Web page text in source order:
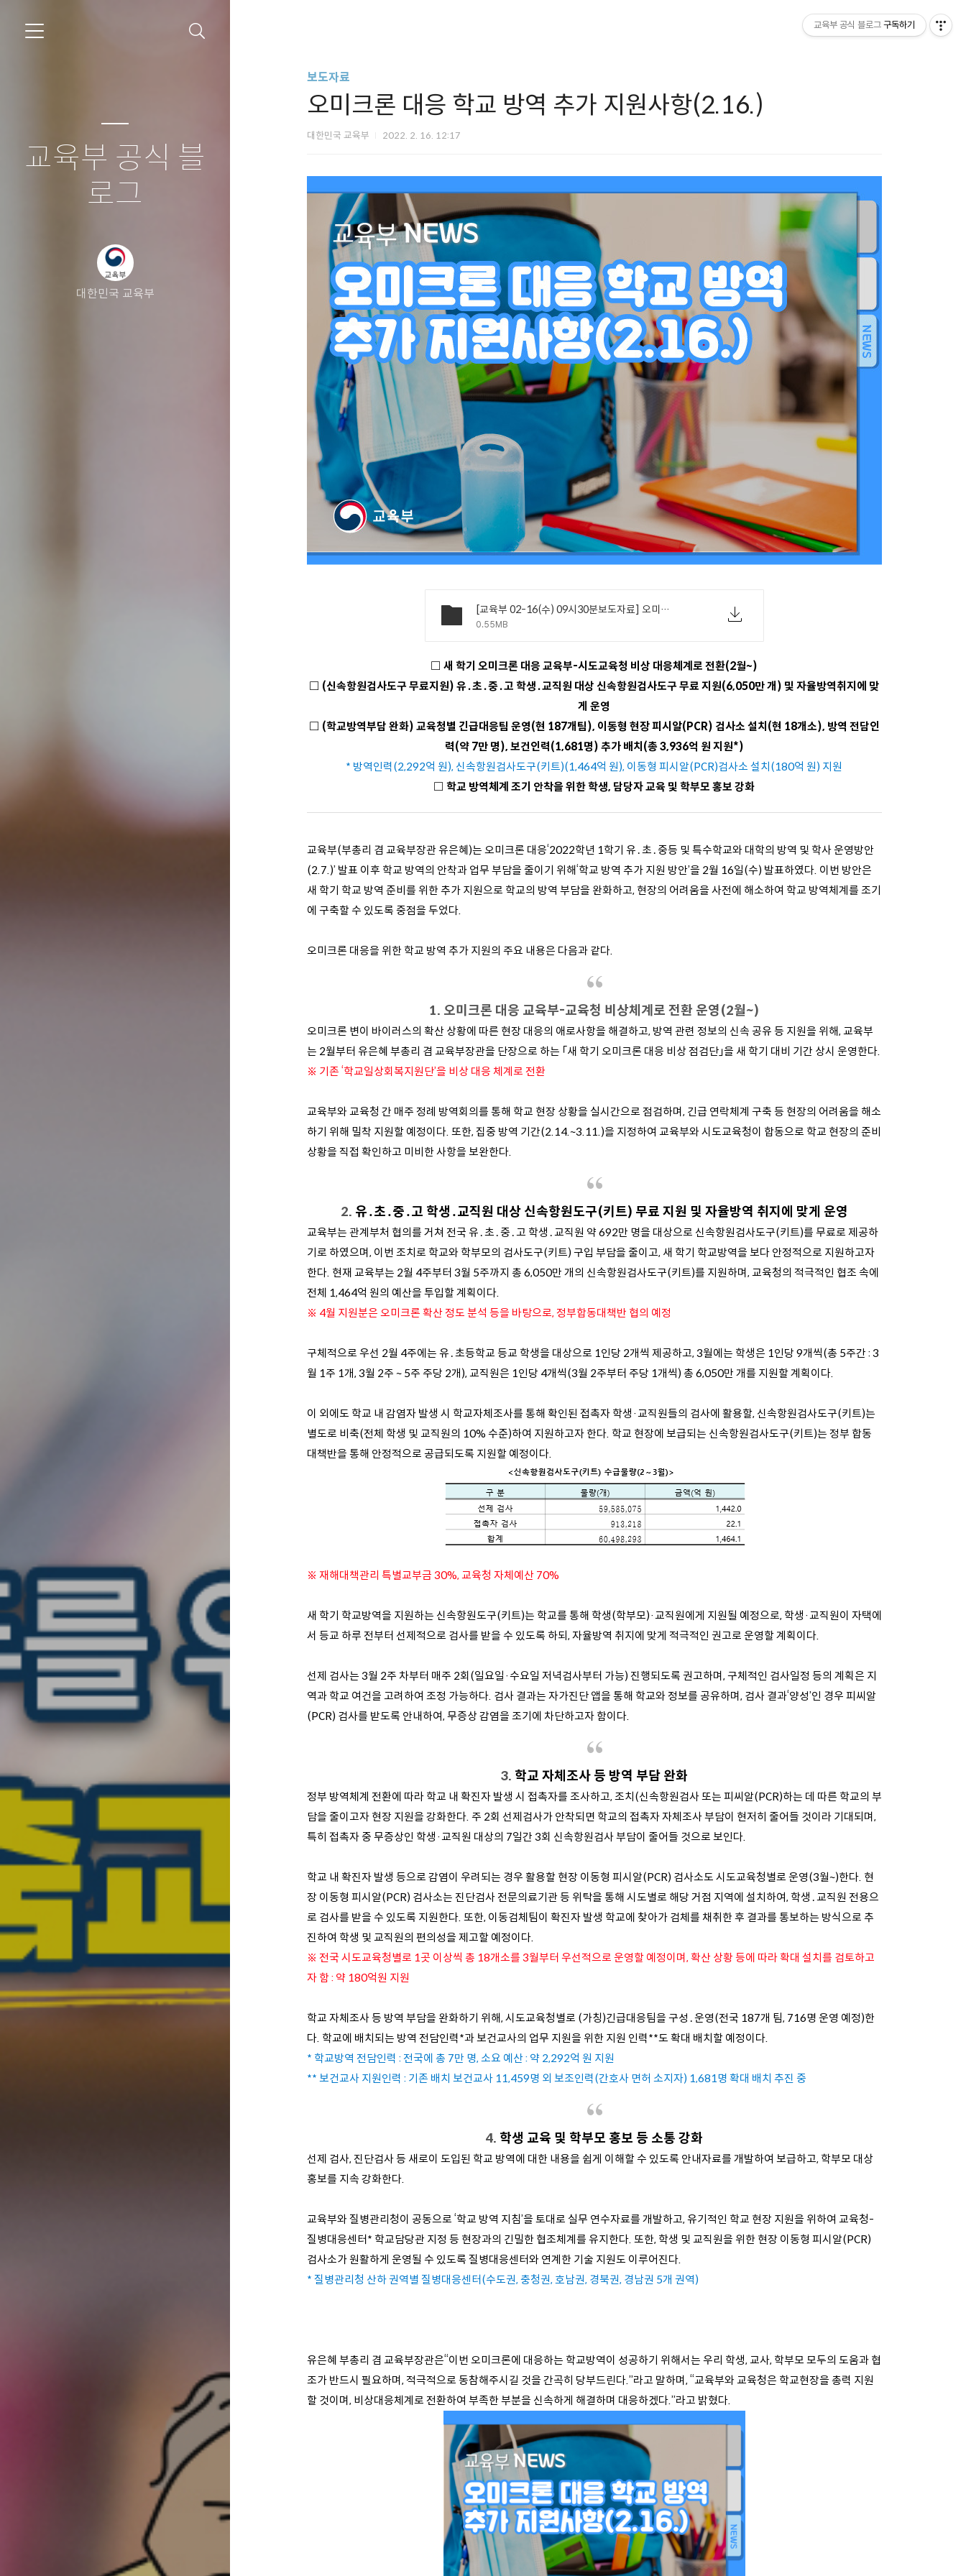
교육부 공식 블
로그
대한민국 교육부
보도자료
오미크론 대응 학교 방역 추가 지원사항(2.16.)
대한민국 교육부 2022. 2. 16. 12:17
[교육부 02-16(수) 09시30분보도자료] 오미크론 대응을 위한 학교 방역 추가 지원_.pdf
0.55MB
□ 새 학기 오미크론 대응 교육부-시도교육청 비상 대응체계로 전환(2월~)
□ (신속항원검사도구 무료지원) 유․초․중․고 학생․교직원 대상 신속항원검사도구 무료 지원(6,050만 개) 및 자율방역취지에 맞
게 운영
□ (학교방역부담 완화) 교육청별 긴급대응팀 운영(현 187개팀), 이동형 현장 피시알(PCR) 검사소 설치(현 18개소), 방역 전담인
력(약 7만 명), 보건인력(1,681명) 추가 배치(총 3,936억 원 지원*)
* 방역인력(2,292억 원), 신속항원검사도구(키트)(1,464억 원), 이동형 피시알(PCR)검사소 설치(180억 원) 지원
□ 학교 방역체계 조기 안착을 위한 학생, 담당자 교육 및 학부모 홍보 강화
교육부(부총리 겸 교육부장관 유은혜)는 오미크론 대응‘2022학년 1학기 유․초․중등 및 특수학교와 대학의 방역 및 학사 운영방안
(2.7.)’ 발표 이후 학교 방역의 안착과 업무 부담을 줄이기 위해‘학교 방역 추가 지원 방안’을 2월 16일(수) 발표하였다. 이번 방안은
새 학기 학교 방역 준비를 위한 추가 지원으로 학교의 방역 부담을 완화하고, 현장의 어려움을 사전에 해소하여 학교 방역체계를 조기
에 구축할 수 있도록 중점을 두었다.
오미크론 대응을 위한 학교 방역 추가 지원의 주요 내용은 다음과 같다.
1. 오미크론 대응 교육부-교육청 비상체계로 전환 운영(2월~)
오미크론 변이 바이러스의 확산 상황에 따른 현장 대응의 애로사항을 해결하고, 방역 관련 정보의 신속 공유 등 지원을 위해, 교육부
는 2월부터 유은혜 부총리 겸 교육부장관을 단장으로 하는 「새 학기 오미크론 대응 비상 점검단」을 새 학기 대비 기간 상시 운영한다.
※ 기존 ‘학교일상회복지원단’을 비상 대응 체계로 전환
교육부와 교육청 간 매주 정례 방역회의를 통해 학교 현장 상황을 실시간으로 점검하며, 긴급 연락체계 구축 등 현장의 어려움을 해소
하기 위해 밀착 지원할 예정이다. 또한, 집중 방역 기간(2.14.~3.11.)을 지정하여 교육부와 시도교육청이 합동으로 학교 현장의 준비
상황을 직접 확인하고 미비한 사항을 보완한다.
2. 유․초․중․고 학생․교직원 대상 신속항원도구(키트) 무료 지원 및 자율방역 취지에 맞게 운영
교육부는 관계부처 협의를 거쳐 전국 유․초․중․고 학생․교직원 약 692만 명을 대상으로 신속항원검사도구(키트)를 무료로 제공하
기로 하였으며, 이번 조치로 학교와 학부모의 검사도구(키트) 구입 부담을 줄이고, 새 학기 학교방역을 보다 안정적으로 지원하고자
한다. 현재 교육부는 2월 4주부터 3월 5주까지 총 6,050만 개의 신속항원검사도구(키트)를 지원하며, 교육청의 적극적인 협조 속에
전체 1,464억 원의 예산을 투입할 계획이다.
※ 4월 지원분은 오미크론 확산 정도 분석 등을 바탕으로, 정부합동대책반 협의 예정
구체적으로 우선 2월 4주에는 유․초등학교 등교 학생을 대상으로 1인당 2개씩 제공하고, 3월에는 학생은 1인당 9개씩(총 5주간 : 3
월 1주 1개, 3월 2주 ~ 5주 주당 2개), 교직원은 1인당 4개씩(3월 2주부터 주당 1개씩) 총 6,050만 개를 지원할 계획이다.
이 외에도 학교 내 감염자 발생 시 학교자체조사를 통해 확인된 접촉자 학생·교직원들의 검사에 활용할, 신속항원검사도구(키트)는
별도로 비축(전체 학생 및 교직원의 10% 수준)하여 지원하고자 한다. 학교 현장에 보급되는 신속항원검사도구(키트)는 정부 합동
대책반을 통해 안정적으로 공급되도록 지원할 예정이다.
※ 재해대책관리 특별교부금 30%, 교육청 자체예산 70%
새 학기 학교방역을 지원하는 신속항원도구(키트)는 학교를 통해 학생(학부모)·교직원에게 지원될 예정으로, 학생·교직원이 자택에
서 등교 하루 전부터 선제적으로 검사를 받을 수 있도록 하되, 자율방역 취지에 맞게 적극적인 권고로 운영할 계획이다.
선제 검사는 3월 2주 차부터 매주 2회(일요일·수요일 저녁검사부터 가능) 진행되도록 권고하며, 구체적인 검사일정 등의 계획은 지
역과 학교 여건을 고려하여 조정 가능하다. 검사 결과는 자가진단 앱을 통해 학교와 정보를 공유하며, 검사 결과‘양성’인 경우 피씨알
(PCR) 검사를 받도록 안내하여, 무증상 감염을 조기에 차단하고자 함이다.
3. 학교 자체조사 등 방역 부담 완화
정부 방역체계 전환에 따라 학교 내 확진자 발생 시 접촉자를 조사하고, 조치(신속항원검사 또는 피씨알(PCR)하는 데 따른 학교의 부
담을 줄이고자 현장 지원을 강화한다. 주 2회 선제검사가 안착되면 학교의 접촉자 자체조사 부담이 현저히 줄어들 것이라 기대되며,
특히 접촉자 중 무증상인 학생·교직원 대상의 7일간 3회 신속항원검사 부담이 줄어들 것으로 보인다.
학교 내 확진자 발생 등으로 감염이 우려되는 경우 활용할 현장 이동형 피시알(PCR) 검사소도 시도교육청별로 운영(3월~)한다. 현
장 이동형 피시알(PCR) 검사소는 진단검사 전문의료기관 등 위탁을 통해 시도별로 해당 거점 지역에 설치하여, 학생․교직원 전용으
로 검사를 받을 수 있도록 지원한다. 또한, 이동검체팀이 확진자 발생 학교에 찾아가 검체를 채취한 후 결과를 통보하는 방식으로 추
진하여 학생 및 교직원의 편의성을 제고할 예정이다.
※ 전국 시도교육청별로 1곳 이상씩 총 18개소를 3월부터 우선적으로 운영할 예정이며, 확산 상황 등에 따라 확대 설치를 검토하고
자 함 : 약 180억원 지원
학교 자체조사 등 방역 부담을 완화하기 위해, 시도교육청별로 (가칭)긴급대응팀을 구성․운영(전국 187개 팀, 716명 운영 예정)한
다. 학교에 배치되는 방역 전담인력*과 보건교사의 업무 지원을 위한 지원 인력**도 확대 배치할 예정이다.
* 학교방역 전담인력 : 전국에 총 7만 명, 소요 예산 : 약 2,292억 원 지원
** 보건교사 지원인력 : 기존 배치 보건교사 11,459명 외 보조인력(간호사 면허 소지자) 1,681명 확대 배치 추진 중
4. 학생 교육 및 학부모 홍보 등 소통 강화
선제 검사, 진단검사 등 새로이 도입된 학교 방역에 대한 내용을 쉽게 이해할 수 있도록 안내자료를 개발하여 보급하고, 학부모 대상
홍보를 지속 강화한다.
교육부와 질병관리청이 공동으로 ‘학교 방역 지침’을 토대로 실무 연수자료를 개발하고, 유기적인 학교 현장 지원을 위하여 교육청-
질병대응센터* 학교담당관 지정 등 현장과의 긴밀한 협조체계를 유지한다. 또한, 학생 및 교직원을 위한 현장 이동형 피시알(PCR)
검사소가 원활하게 운영될 수 있도록 질병대응센터와 연계한 기술 지원도 이루어진다.
* 질병관리청 산하 권역별 질병대응센터(수도권, 충청권, 호남권, 경북권, 경남권 5개 권역)
유은혜 부총리 겸 교육부장관은“이번 오미크론에 대응하는 학교방역이 성공하기 위해서는 우리 학생, 교사, 학부모 모두의 도움과 협
조가 반드시 필요하며, 적극적으로 동참해주시길 것을 간곡히 당부드린다.”라고 말하며, “교육부와 교육청은 학교현장을 총력 지원
할 것이며, 비상대응체계로 전환하여 부족한 부분을 신속하게 해결하며 대응하겠다.”라고 밝혔다.
교육부 공식 블로그 구독하기